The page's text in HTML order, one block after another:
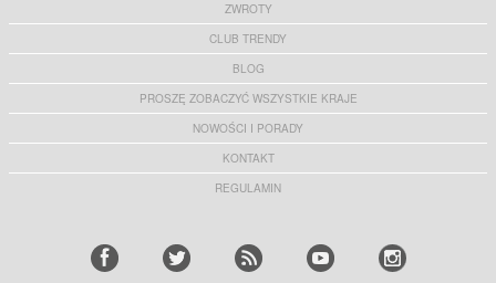
ZWROTY
CLUB TRENDY
BLOG
PROSZĘ ZOBACZYĆ WSZYSTKIE KRAJE
NOWOŚCI I PORADY
KONTAKT
REGULAMIN